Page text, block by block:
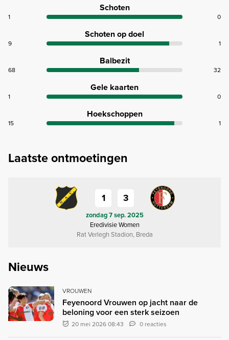
Schoten
1 0
Schoten op doel
9 1
Balbezit
68 32
Gele kaarten
1 0
Hoekschoppen
15 1
Laatste ontmoetingen
1 3
zondag 7 sep. 2025
Eredivisie Women
Rat Verlegh Stadion, Breda
Nieuws
VROUWEN
Feyenoord Vrouwen op jacht naar de
beloning voor een sterk seizoen
20 mei 2026 08:43 0 reacties